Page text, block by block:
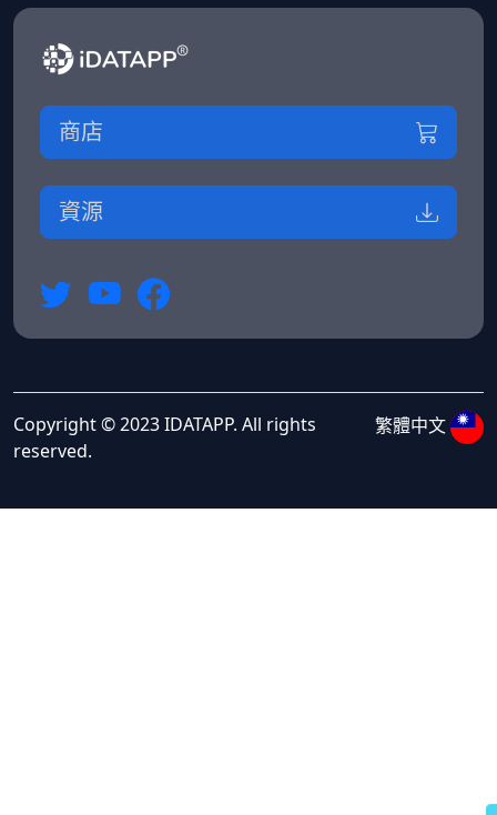
商店
資源
Copyright © 2023 IDATAPP. All rights
reserved.
繁體中文